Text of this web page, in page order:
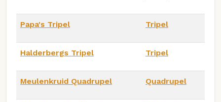
Papa's Tripel Tripel
Halderbergs Tripel Tripel
Meulenkruid Quadrupel Quadrupel